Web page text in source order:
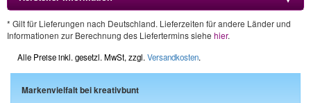
* Gilt für Lieferungen nach Deutschland. Lieferzeiten für andere Länder und
Informationen zur Berechnung des Liefertermins siehe hier.
Alle Preise inkl. gesetzl. MwSt, zzgl. Versandkosten.
Markenvielfalt bei kreativbunt